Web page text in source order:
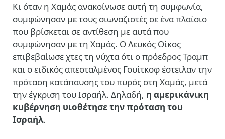
Κι όταν η Χαμάς ανακοίνωσε αυτή τη συμφωνία,
συμφώνησαν με τους σιωναζιστές σε ένα πλαίσιο
που βρίσκεται σε αντίθεση με αυτά που
συμφώνησαν με τη Χαμάς. Ο Λευκός Οίκος
επιβεβαίωσε χτες τη νύχτα ότι ο πρόεδρος Τραμπ
και ο ειδικός απεσταλμένος Γουίτκοφ έστειλαν την
πρόταση κατάπαυσης του πυρός στη Χαμάς, μετά
την έγκριση του Ισραήλ. Δηλαδή, η αμερικάνικη
κυβέρνηση υιοθέτησε την πρόταση του
Ισραήλ.